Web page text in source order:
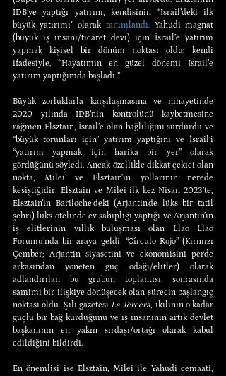
IDB’ye yaptığı yatırım, kendisinin “İsrail’deki ilk
büyük yatırımı” olarak tanımlandı. Yahudi magnat
(büyük iş insanı/ticaret devi) için İsrail’e yatırım
yapmak kişisel bir dönüm noktası oldu; kendi
ifadesiyle, “Hayatımın en güzel dönemi İsrail’e
yatırım yaptığımda başladı.”
Büyük zorluklarla karşılaşmasına ve nihayetinde
2020 yılında IDB’nin kontrolünü kaybetmesine
rağmen Elsztain, İsrail’e olan bağlılığını sürdürdü ve
“büyük torunları için” yatırım yaptığını ve İsrail’i
“yatırım yapmak için harika bir yer” olarak
gördüğünü söyledi. Ancak özellikle dikkat çekici olan
nokta, Milei ve Elsztain’in yollarının nerede
kesiştiğidir. Elsztain ve Milei ilk kez Nisan 2023’te,
Elsztain’in Bariloche’deki (Arjantin’de lüks bir tatil
şehri) lüks otelinde ev sahipliği yaptığı ve Arjantin’in
iş elitlerinin yıllık buluşması olan Llao Llao
Forumu’nda bir araya geldi. “Círculo Rojo” (Kırmızı
Çember; Arjantin siyasetini ve ekonomisini perde
arkasından yöneten güç odağı/elitler) olarak
adlandırılan bu grubun toplantısı, sonrasında
samimi bir ilişkiye dönüşecek olan sürecin başlangıç
noktası oldu. Şili gazetesi La Tercera, ikilinin o kadar
güçlü bir bağ kurduğunu ve iş insanının artık devlet
başkanının en yakın sırdaşı/ortağı olarak kabul
edildiğini bildirdi.
En önemlisi ise Elsztain, Milei ile Yahudi cemaati,